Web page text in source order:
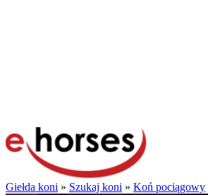
Giełda koni » Szukaj koni » Koń pociągowy